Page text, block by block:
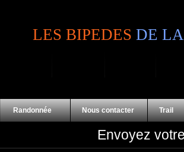
Envoyez
Randonnée Nous contacter
LES BIPEDES DE LA